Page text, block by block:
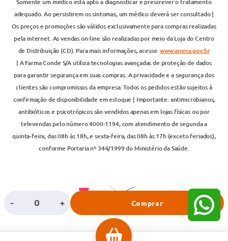
- + Comprar
Somente um médico está apto a diagnosticar e prescrever o tratamento
adequado. Ao persistirem os sintomas, um médico deverá ser consultado |
Os preços e promoções são válidos exclusivamente para compras realizadas
pela internet. As vendas on-line são realizadas por meio da Loja do Centro
de Distribuição (CD). Para mais informações, acesse:www.anvisa.gov.br
| A Farma Conde S/A utiliza tecnologias avançadas de proteção de dados
para garantir segurança em suas compras. A privacidade e a segurança dos
clientes são compromissos da empresa. Todos os pedidos estão sujeitos à
confirmação de disponibilidade em estoque | Importante: antimicrobianos,
antibióticos e psicotrópicos são vendidos apenas em lojas físicas ou por
televendas pelo número 4000-1194, com atendimento de segunda a
quinta-feira, das 08h às 18h, e sexta-feira, das 08h às 17h (exceto feriados),
conforme Portaria nº 344/1999 do Ministério da Saúde.